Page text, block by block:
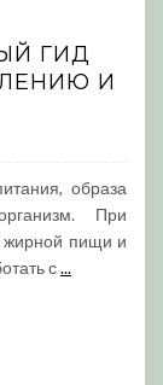
ГИД
И
образа
При
жирной пищи и
с...